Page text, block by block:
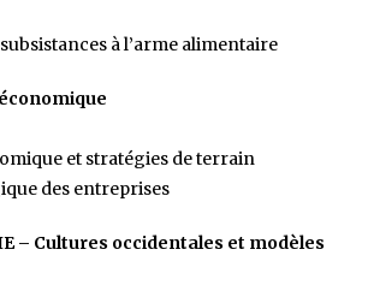
à l’arme alimentaire
et stratégies de terrain
des entreprises
– Cultures occidentales et modèles